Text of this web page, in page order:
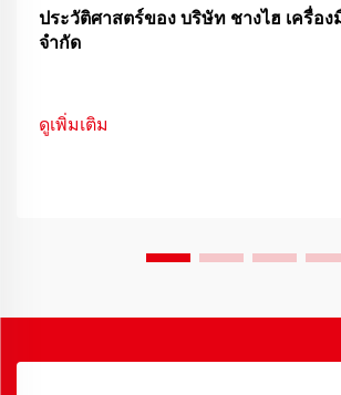
ประวัติศาสตร์ของ บริษัท ชางไฮ เครื่อง
จํากัด
ดูเพิ่มเติม